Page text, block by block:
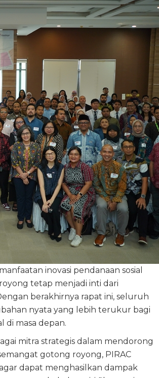
inovasi pendanaan sosial
tetap menjadi inti dari
berakhirnya rapat ini, seluruh
nyata yang lebih terukur bagi
di masa depan.
mitra strategis dalam mendorong
gotong royong, PIRAC
dapat menghasilkan dampak